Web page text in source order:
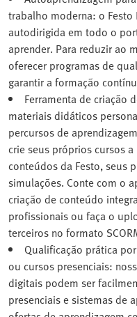
trabalho moderna: o Festo
autodirigida em todo o
aprender. Para reduzir ao
oferecer programas de
garantir a formação
Ferramenta de criação
materiais didáticos
percursos de
crie seus próprios cursos
conteúdos da Festo, seus
simulações. Conte com o
criação de conteúdo
profissionais ou faça o
terceiros no formato
Qualificação prática
ou cursos presenciais:
digitais podem ser
presenciais e sistemas de